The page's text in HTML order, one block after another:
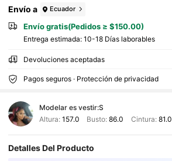
Envío a Ecuador
Envío gratis(Pedidos ≥ $150.00)
Entrega estimada: 10-18 Días laborables
Devoluciones aceptadas
Pagos seguros · Protección de privacidad
Modelar es vestir:S
Altura: 157.0 Busto:86.0 Cintura: 81.0
Detalles Del Producto